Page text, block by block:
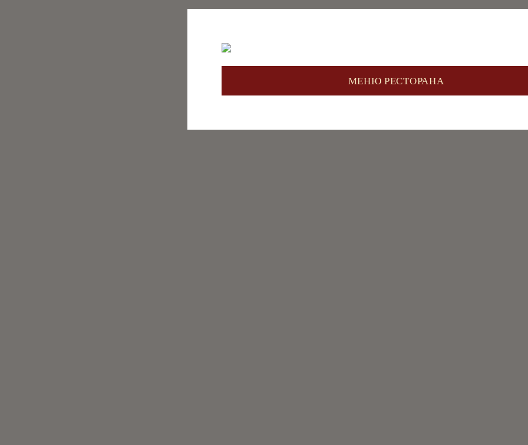
МЕНЮ РЕСТОРАНА